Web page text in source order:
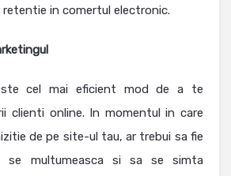
in comertul electronic.
cel mai eficient mod de a te
clienti online. In momentul in care
de pe site-ul tau, ar trebui sa fie
se multumeasca si sa se simta